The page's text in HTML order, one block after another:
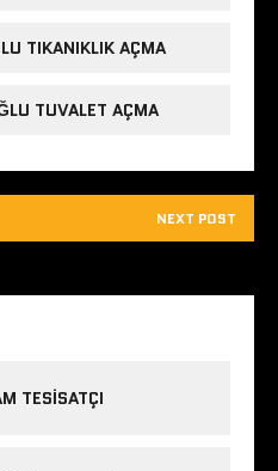
TIKANIKLIK AÇMA
TUVALET AÇMA
NEXT POST
TESISATÇI